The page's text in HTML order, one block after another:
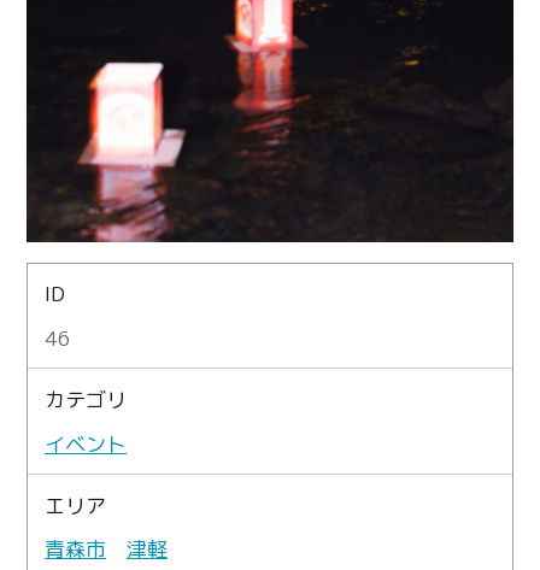
ID
46
カテゴリ
イベント
エリア
青森市
津軽